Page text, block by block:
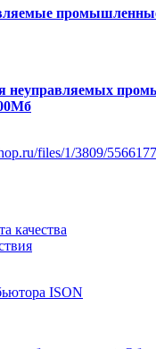
неуправляемых
качества
ISON